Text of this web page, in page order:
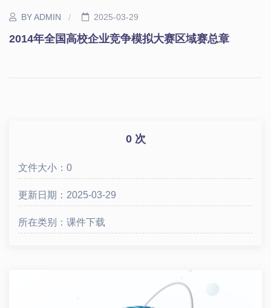
BY ADMIN 2025-03-29
2014年全国高校企业竞争模拟大赛区域赛总章
0 次
文件大小：0
更新日期：2025-03-29
所在类别：课件下载